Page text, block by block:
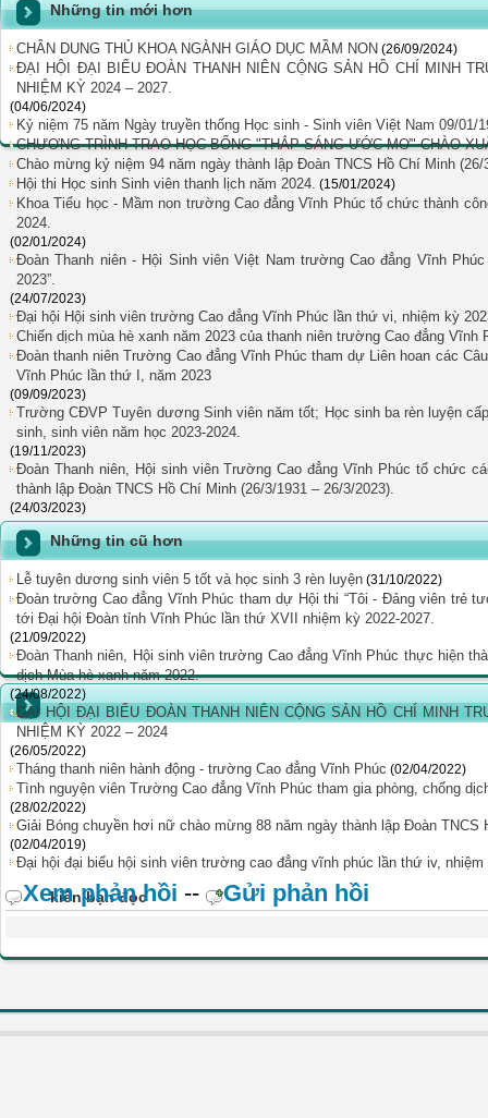
Những tin mới hơn
CHÂN DUNG THỦ KHOA NGÀNH GIÁO DỤC MẦM NON (26/09/2024)
ĐẠI HỘI ĐẠI BIỂU ĐOÀN THANH NIÊN CỘNG SẢN HỒ CHÍ MINH
NHIỆM KỲ 2024 – 2027.
(04/06/2024)
Kỷ niệm 75 năm Ngày truyền thống Học sinh - Sinh viên Việt Nam 09/01/
CHƯƠNG TRÌNH TRAO HỌC BỔNG "THẮP SÁNG ƯỚC MƠ" CHÀO
Chào mừng kỷ niệm 94 năm ngày thành lập Đoàn TNCS Hồ Chí Minh (26/
Hội thi Học sinh Sinh viên thanh lịch năm 2024. (15/01/2024)
Khoa Tiểu học - Mầm non trường Cao đẳng Vĩnh Phúc tổ chức thành
2024.
(02/01/2024)
Đoàn Thanh niên - Hội Sinh viên Việt Nam trường Cao đẳng Vĩnh
2023”.
(24/07/2023)
Đại hội Hội sinh viên trường Cao đẳng Vĩnh Phúc lần thứ vi, nhiệm kỳ
Chiến dịch mùa hè xanh năm 2023 của thanh niên trường Cao đẳng Vĩnh
Đoàn thanh niên Trường Cao đẳng Vĩnh Phúc tham dự Liên hoan các
Vĩnh Phúc lần thứ I, năm 2023
(09/09/2023)
Trường CĐVP Tuyên dương Sinh viên năm tốt; Học sinh ba rèn luyện
sinh, sinh viên năm học 2023-2024.
(19/11/2023)
Đoàn Thanh niên, Hội sinh viên Trường Cao đẳng Vĩnh Phúc tổ chức
thành lập Đoàn TNCS Hồ Chí Minh (26/3/1931 – 26/3/2023).
(24/03/2023)
Những tin cũ hơn
Lễ tuyên dương sinh viên 5 tốt và học sinh 3 rèn luyện (31/10/2022)
Đoàn trường Cao đẳng Vĩnh Phúc tham dự Hội thi “Tôi - Đảng viên trẻ
tới Đại hội Đoàn tỉnh Vĩnh Phúc lần thứ XVII nhiệm kỳ 2022-2027.
(21/09/2022)
Đoàn Thanh niên, Hội sinh viên trường Cao đẳng Vĩnh Phúc thực hiện
dịch Mùa hè xanh năm 2022.
(24/08/2022)
ĐẠI HỘI ĐẠI BIỂU ĐOÀN THANH NIÊN CỘNG SẢN HỒ CHÍ MINH
NHIỆM KỲ 2022 – 2024
(26/05/2022)
Tháng thanh niên hành động - trường Cao đẳng Vĩnh Phúc (02/04/2022)
Tình nguyện viên Trường Cao đẳng Vĩnh Phúc tham gia phòng, chống
(28/02/2022)
Giải Bóng chuyền hơi nữ chào mừng 88 năm ngày thành lập Đoàn TNCS
(02/04/2019)
Đại hội đại biểu hội sinh viên trường cao đẳng vĩnh phúc lần thứ iv, nhiệm
kiến bạn đọc
Xem phản hồi -- Gửi phản hồi